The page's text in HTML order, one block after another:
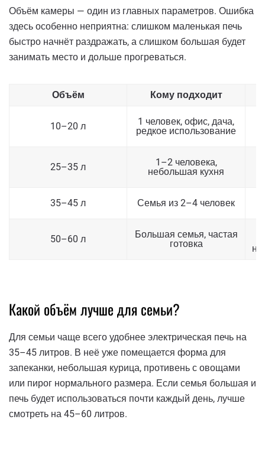
Объём камеры — один из главных параметров. Ошибка
здесь особенно неприятна: слишком маленькая печь
быстро начнёт раздражать, а слишком большая будет
занимать место и дольше прогреваться.
Объём Кому подходит
10–20 л
1 человек, офис, дача,
редкое использование
25–35 л
1–2 человека,
небольшая кухня
35–45 л Семья из 2–4 человек
50–60 л
Большая семья, частая
готовка
Какой объём лучше для семьи?
Для семьи чаще всего удобнее электрическая печь на
35–45 литров. В неё уже помещается форма для
запеканки, небольшая курица, противень с овощами
или пирог нормального размера. Если семья большая и
печь будет использоваться почти каждый день, лучше
смотреть на 45–60 литров.